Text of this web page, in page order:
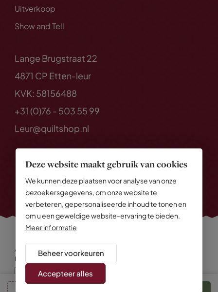
Deze website maakt gebruik van cookies
We kunnen deze plaatsen voor analyse van onze
bezoekersgegevens, om onze website te
verbeteren, gepersonaliseerde inhoud te tonen en
om u een geweldige website-ervaring te bieden.
Meer informatie
Beheer voorkeuren
Accepteer alles
Uitverkoop
Show and Tell
Lange Brugstraat 22
4871 CP Etten-leur
KVK: 58156488
+31 (0)76 - 503 55 99
Leur@quiltshop.nl
Alle rechten voorbehouden
Privacy Policy Algemene voorwaarden